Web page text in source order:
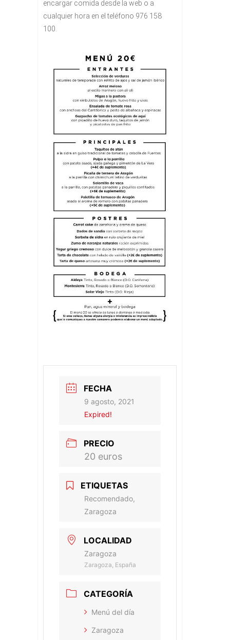
encargar comida desde la web o a
cualquier hora en el teléfono 976 158
100.
FECHA
9 agosto, 2021
Expired!
PRECIO
20 euros
ETIQUETAS
Recomendado,
Zaragoza
LOCALIDAD
Zaragoza
Zaragoza, España
CATEGORÍA
Menú del día
Zaragoza